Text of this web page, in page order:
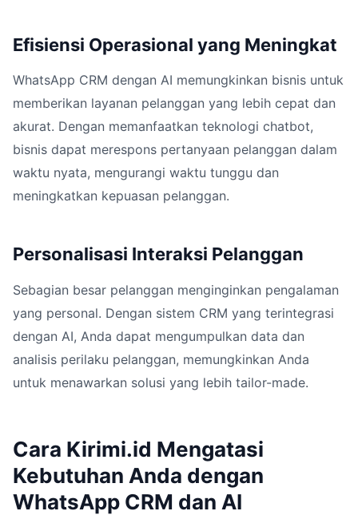
Efisiensi Operasional yang Meningkat
WhatsApp CRM dengan AI memungkinkan bisnis untuk
memberikan layanan pelanggan yang lebih cepat dan
akurat. Dengan memanfaatkan teknologi chatbot,
bisnis dapat merespons pertanyaan pelanggan dalam
waktu nyata, mengurangi waktu tunggu dan
meningkatkan kepuasan pelanggan.
Personalisasi Interaksi Pelanggan
Sebagian besar pelanggan menginginkan pengalaman
yang personal. Dengan sistem CRM yang terintegrasi
dengan AI, Anda dapat mengumpulkan data dan
analisis perilaku pelanggan, memungkinkan Anda
untuk menawarkan solusi yang lebih tailor-made.
Cara Kirimi.id Mengatasi
Kebutuhan Anda dengan
WhatsApp CRM dan AI